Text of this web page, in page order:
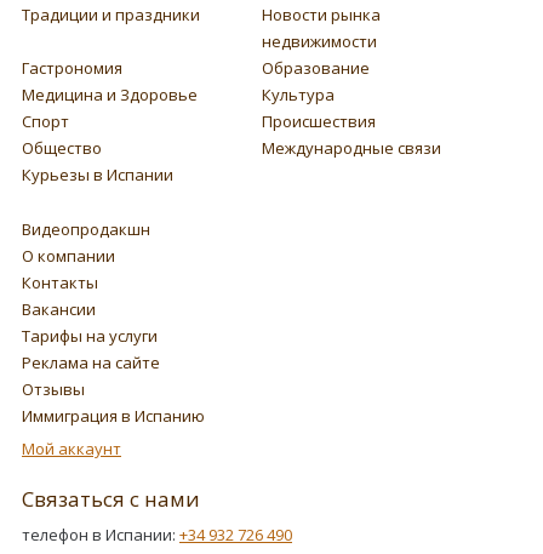
Традиции и праздники
Новости рынка
недвижимости
Гастрономия
Образование
Медицина и Здоровье
Культура
Спорт
Происшествия
Общество
Международные связи
Курьезы в Испании
Видеопродакшн
О компании
Контакты
Вакансии
Тарифы на услуги
Реклама на сайте
Отзывы
Иммиграция в Испанию
Мой аккаунт
Связаться с нами
телефон в Испании: +34 932 726 490